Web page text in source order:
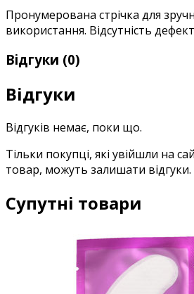
Пронумерована стрічка для
використання. Відсутність
Відгуки (0)
Відгуки
Відгуків немає, поки що.
Тільки покупці, які увійшли на
товар, можуть залишати відгуки.
Супутні товари